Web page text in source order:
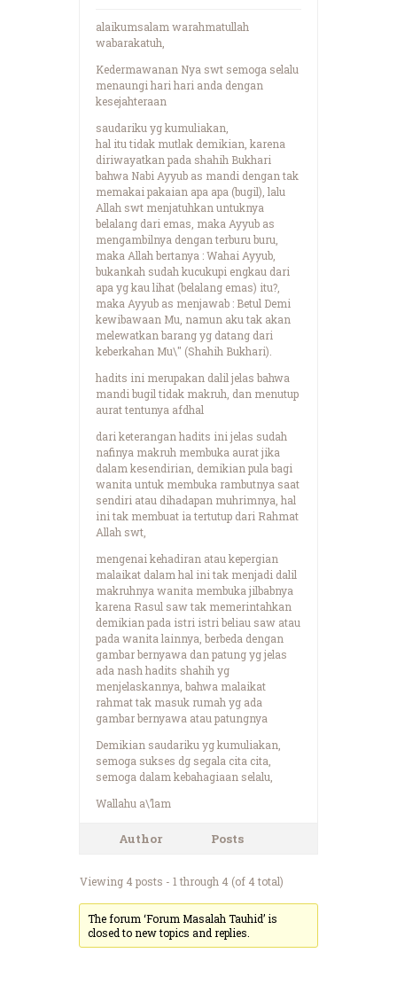
alaikumsalam warahmatullah
wabarakatuh,
Kedermawanan Nya swt semoga selalu
menaungi hari hari anda dengan
kesejahteraan
saudariku yg kumuliakan,
hal itu tidak mutlak demikian, karena
diriwayatkan pada shahih Bukhari
bahwa Nabi Ayyub as mandi dengan tak
memakai pakaian apa apa (bugil), lalu
Allah swt menjatuhkan untuknya
belalang dari emas, maka Ayyub as
mengambilnya dengan terburu buru,
maka Allah bertanya : Wahai Ayyub,
bukankah sudah kucukupi engkau dari
apa yg kau lihat (belalang emas) itu?,
maka Ayyub as menjawab : Betul Demi
kewibawaan Mu, namun aku tak akan
melewatkan barang yg datang dari
keberkahan Mu\" (Shahih Bukhari).
hadits ini merupakan dalil jelas bahwa
mandi bugil tidak makruh, dan menutup
aurat tentunya afdhal
dari keterangan hadits ini jelas sudah
nafinya makruh membuka aurat jika
dalam kesendirian, demikian pula bagi
wanita untuk membuka rambutnya saat
sendiri atau dihadapan muhrimnya, hal
ini tak membuat ia tertutup dari Rahmat
Allah swt,
mengenai kehadiran atau kepergian
malaikat dalam hal ini tak menjadi dalil
makruhnya wanita membuka jilbabnya
karena Rasul saw tak memerintahkan
demikian pada istri istri beliau saw atau
pada wanita lainnya, berbeda dengan
gambar bernyawa dan patung yg jelas
ada nash hadits shahih yg
menjelaskannya, bahwa malaikat
rahmat tak masuk rumah yg ada
gambar bernyawa atau patungnya
Demikian saudariku yg kumuliakan,
semoga sukses dg segala cita cita,
semoga dalam kebahagiaan selalu,
Wallahu a\’lam
Author Posts
Viewing 4 posts - 1 through 4 (of 4 total)
The forum ‘Forum Masalah Tauhid’ is
closed to new topics and replies.